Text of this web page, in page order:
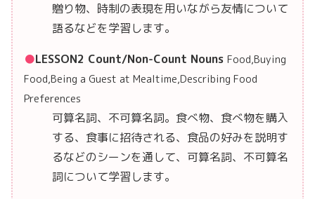
贈り物、時制の表現を用いながら友情について
語るなどを学習します。
LESSON2 Count/Non-Count Nouns Food,Buying
Food,Being a Guest at Mealtime,Describing Food
Preferences
可算名詞、不可算名詞。食べ物、食べ物を購入
する、食事に招待される、食品の好みを説明す
るなどのシーンを通して、可算名詞、不可算名
詞について学習します。